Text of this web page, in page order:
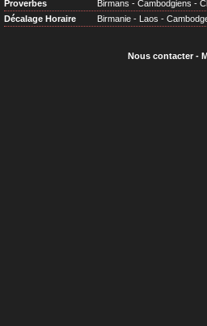
Proverbes Birmans - Cambodgiens -
Décalage Horaire
Birmanie - Laos -
Nous contacter-